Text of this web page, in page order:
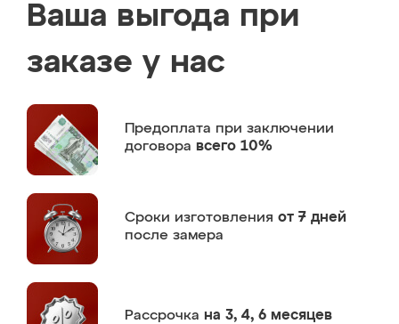
Ваша выгода при
заказе у нас
Предоплата при заключении
договора всего 10%
Сроки изготовления от 7 дней
после замера
Рассрочка на 3, 4, 6 месяцев